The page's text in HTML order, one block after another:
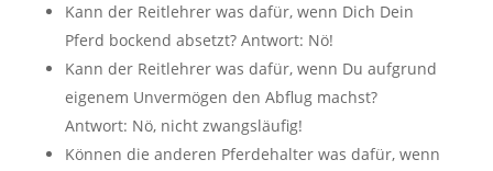
Kann der Reitlehrer was dafür, wenn Dich Dein
Pferd bockend absetzt? Antwort: Nö!
Kann der Reitlehrer was dafür, wenn Du aufgrund
eigenem Unvermögen den Abflug machst?
Antwort: Nö, nicht zwangsläufig!
Können die anderen Pferdehalter was dafür, wenn